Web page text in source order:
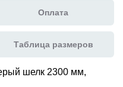
Оплата
Таблица размеров
шелк 2300 мм,